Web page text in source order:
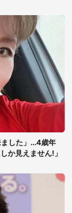
した」...4歳年
か見えません!」